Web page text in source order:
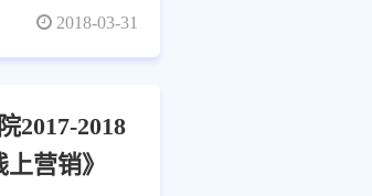
2018-03-31
2017-2018
营销》